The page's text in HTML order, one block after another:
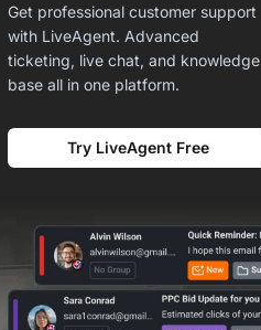
Get professional customer support
with LiveAgent. Advanced
ticketing, live chat, and knowledge
base all in one platform.
Try LiveAgent Free